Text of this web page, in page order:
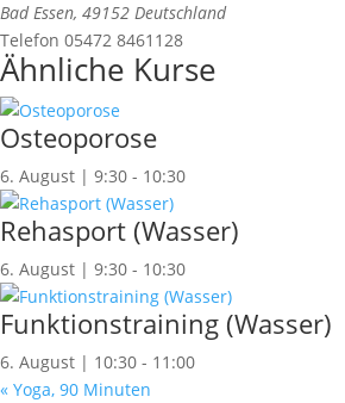
Bad Essen, 49152 Deutschland
Telefon 05472 8461128
Ähnliche Kurse
Osteoporose
6. August | 9:30 - 10:30
Rehasport (Wasser)
6. August | 9:30 - 10:30
Funktionstraining (Wasser)
6. August | 10:30 - 11:00
« Yoga, 90 Minuten